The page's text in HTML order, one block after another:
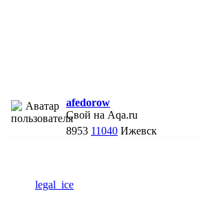
afedorow
Свой на Aqa.ru
8953 11040 Ижевск
legal_ice